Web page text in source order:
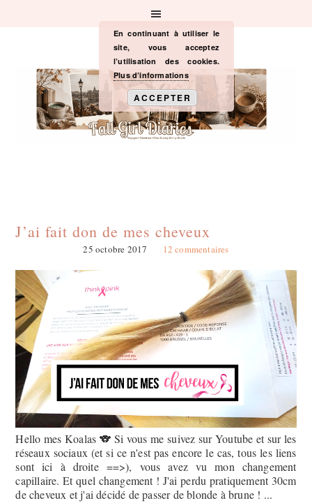
principale
J’ai fait don de mes cheveux
25 octobre 2017 12 commentaires
Hello mes Koalas 🐨 Si vous me suivez sur Youtube et sur les
réseaux sociaux (et si ce n'est pas encore le cas, tous les liens
sont ici à droite ==>), vous avez vu mon changement
capillaire. Et quel changement ! J'ai perdu pratiquement 30cm
de cheveux et j'ai décidé de passer de blonde à brune ! ...
En continuant à utiliser le
site, vous acceptez
l’utilisation des cookies.
Plus d’informations
ACCEPTER